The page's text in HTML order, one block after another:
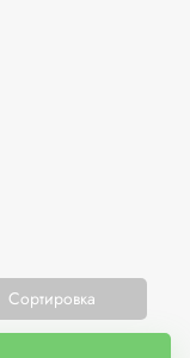
Сортировка